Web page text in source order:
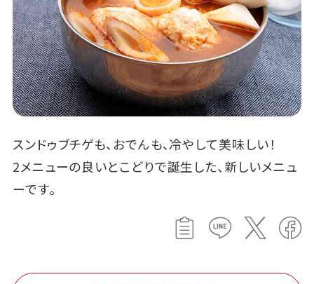
スンドゥブチゲも、おでんも、冷やして美味しい！
2メニューの良いとこどりで誕生した、新しいメニュ
ーです。